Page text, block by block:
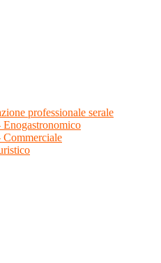
professionale serale
Enogastronomico
Commerciale